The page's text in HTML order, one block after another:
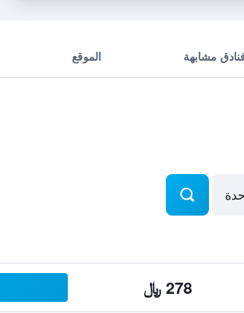
مشابهة الموقع
278 ﷼